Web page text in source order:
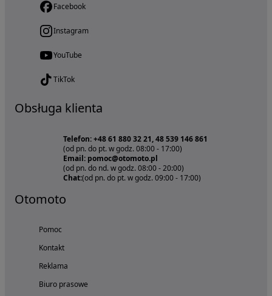
Facebook
Instagram
YouTube
TikTok
Obsługa klienta
Telefon: +48 61 880 32 21, 48 539 146 861
(od pn. do pt. w godz. 08:00 - 17:00)
Email: pomoc@otomoto.pl
(od pn. do nd. w godz. 08:00 - 20:00)
Chat:(od pn. do pt. w godz. 09:00 - 17:00)
Otomoto
Pomoc
Kontakt
Reklama
Biuro prasowe